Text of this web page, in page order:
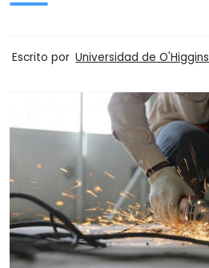
Escrito por Universidad de O'Higgins